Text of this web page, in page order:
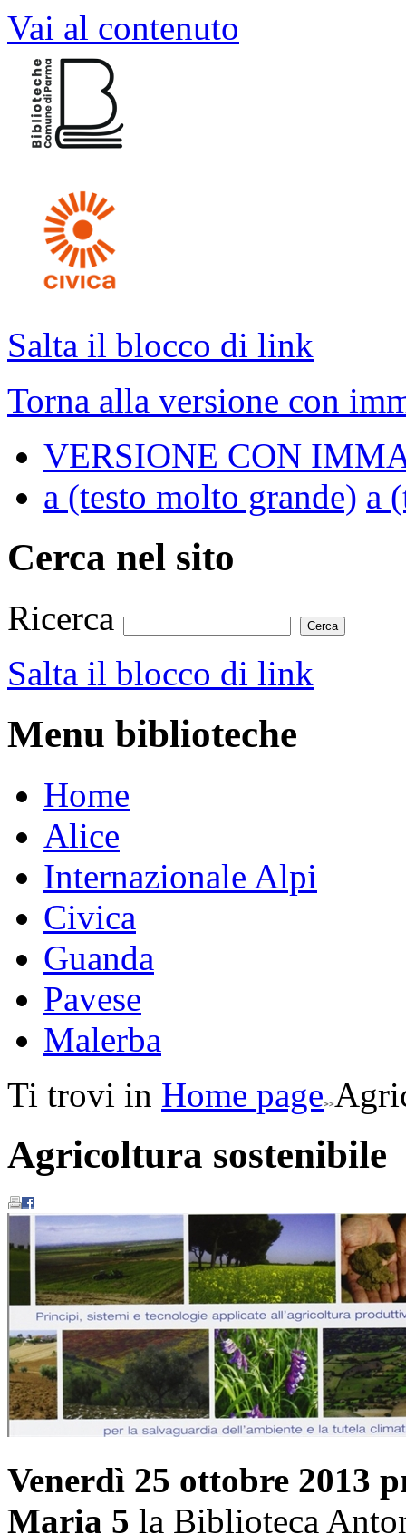
Vai al contenuto
Salta il blocco di link
Torna alla versione con
VERSIONE CON
a (testo molto grande) a
Cerca nel sito
Ricerca
Salta il blocco di link
Menu biblioteche
Home
Alice
Internazionale Alpi
Civica
Guanda
Pavese
Malerba
Ti trovi in Home page
Agricoltura sostenibile
Venerdì 25 ottobre 2013
Maria 5 la Biblioteca